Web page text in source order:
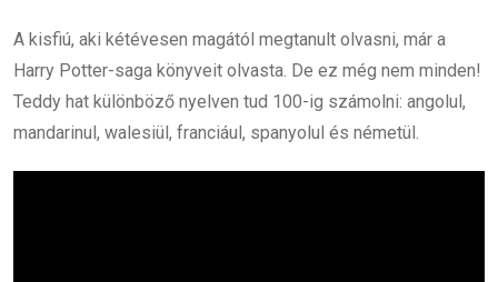
A kisfiú, aki kétévesen magától megtanult olvasni, már a
Harry Potter-saga könyveit olvasta. De ez még nem minden!
Teddy hat különböző nyelven tud 100-ig számolni: angolul,
mandarinul, walesiül, franciául, spanyolul és németül.